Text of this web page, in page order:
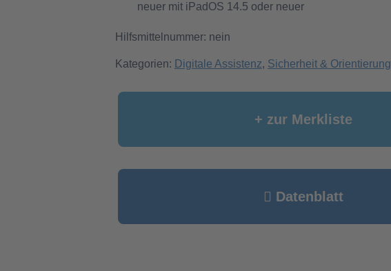
neuer mit iPadOS 14.5 oder neuer
Hilfsmittelnummer: nein
Kategorien: Digitale Assistenz, Sicherheit & Orientierung
+ zur Merkliste
Datenblatt